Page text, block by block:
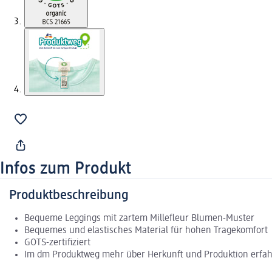
Infos zum Produkt
Produktbeschreibung
Bequeme Leggings mit zartem Millefleur Blumen-Muster
Bequemes und elastisches Material für hohen Tragekomfort
GOTS-zertifiziert
Im dm Produktweg mehr über Herkunft und Produktion